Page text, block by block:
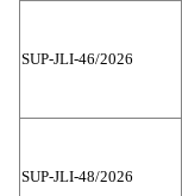
SUP-JLI-46/2026
SUP-JLI-48/2026